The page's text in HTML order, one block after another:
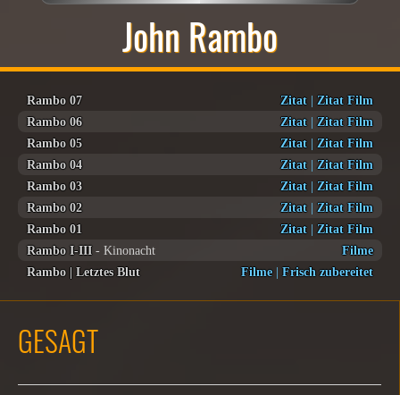
John Rambo
Rambo 07 Zitat | Zitat Film
Rambo 06
Zitat | Zitat Film
Rambo 05
Zitat | Zitat Film
Rambo 04
Zitat | Zitat Film
Rambo 03
Zitat | Zitat Film
Rambo 02
Zitat | Zitat Film
Rambo 01
Zitat | Zitat Film
Rambo I-III- Kinonacht
Filme
Rambo | Letztes Blut
Filme| Frisch zubereitet
GESAGT